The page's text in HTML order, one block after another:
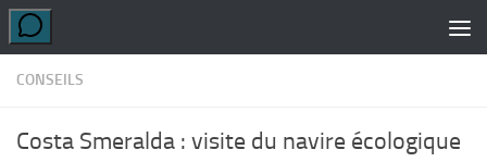
Skip to content
CONSEILS
Costa Smeralda : visite du navire écologique